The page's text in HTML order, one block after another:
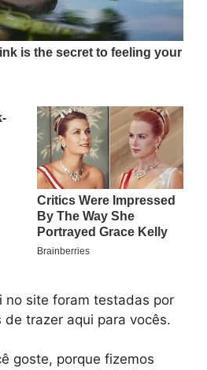
no site foram testadas por
de trazer aqui para vocês.
goste, porque fizemos